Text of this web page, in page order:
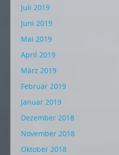
Juli 2019
Juni 2019
Mai 2019
April 2019
März 2019
Februar 2019
Januar 2019
Dezember 2018
November 2018
Oktober 2018